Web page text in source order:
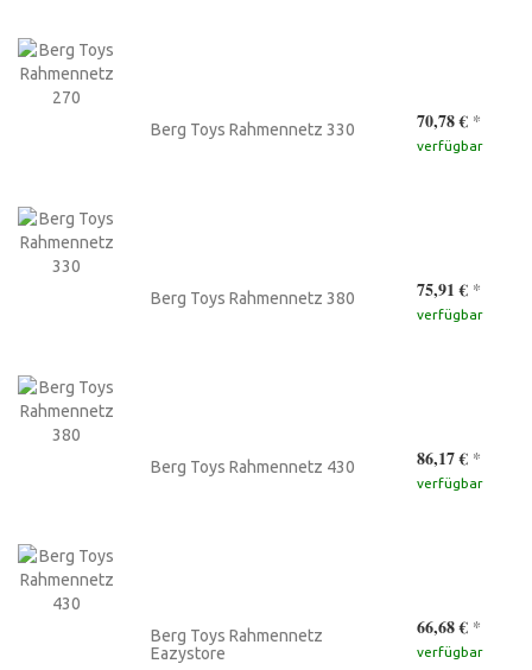
Berg Toys Rahmennetz 330 70,78 € *
verfügbar
Berg Toys Rahmennetz 380 75,91 € *
verfügbar
Berg Toys Rahmennetz 430 86,17 € *
verfügbar
Berg Toys Rahmennetz
Eazystore
66,68 € *
verfügbar